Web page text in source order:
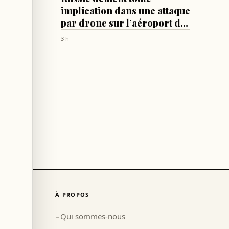
implication dans une attaque
par drone sur l’aéroport de
Leipzig
3 h
À PROPOS
→ Qui sommes-nous